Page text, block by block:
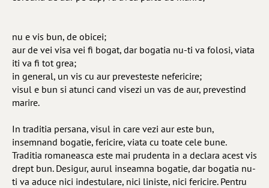
nu e vis bun, de obicei;
aur de vei visa vei fi bogat, dar bogatia nu-ti va folosi, viata
iti va fi tot grea;
in general, un vis cu aur prevesteste nefericire;
visul e bun si atunci cand visezi un vas de aur, prevestind
marire.
In traditia persana, visul in care vezi aur este bun,
insemnand bogatie, fericire, viata cu toate cele bune.
Traditia romaneasca este mai prudenta in a declara acest vis
drept bun. Desigur, aurul inseamna bogatie, dar bogatia nu-
ti va aduce nici indestulare, nici liniste, nici fericire. Pentru